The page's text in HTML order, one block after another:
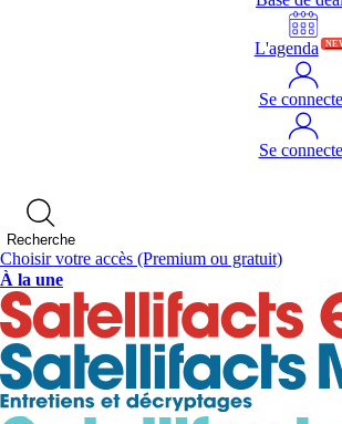
L'agenda
Se
Se
Recherche
Choisir votre accès (Premium ou gratuit)
À la une